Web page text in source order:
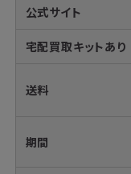
公式サイト
宅配買取キットあり
送料
期間